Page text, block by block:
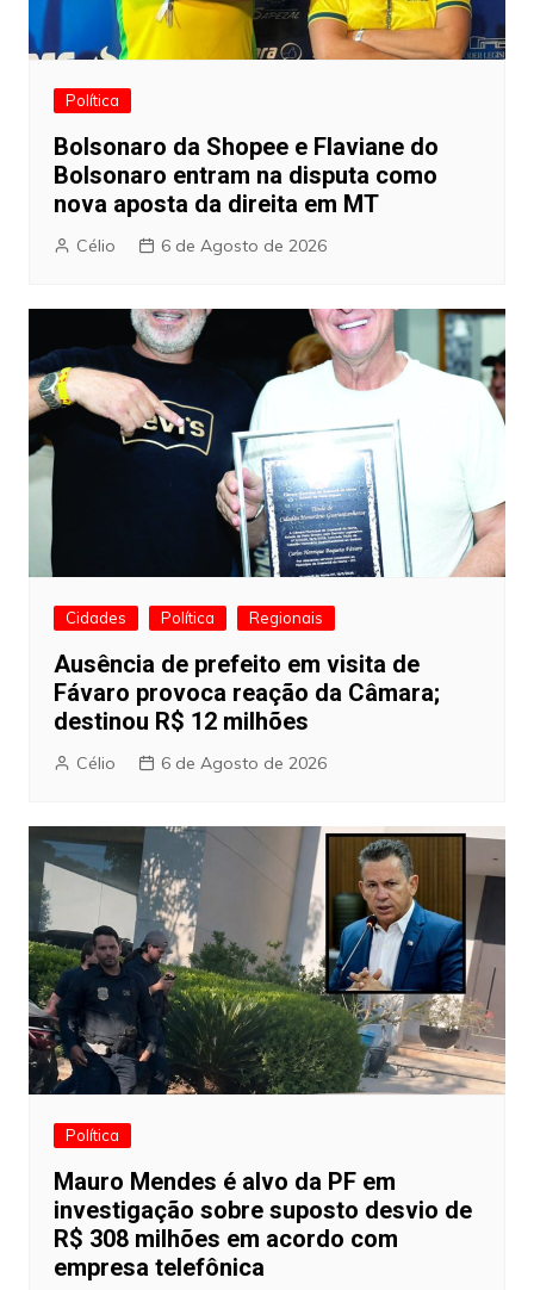
Política
Bolsonaro da Shopee e Flaviane do
Bolsonaro entram na disputa como
nova aposta da direita em MT
Célio 6 de Agosto de 2026
Cidades Política Regionais
Ausência de prefeito em visita de
Fávaro provoca reação da Câmara;
destinou R$ 12 milhões
Célio 6 de Agosto de 2026
Política
Mauro Mendes é alvo da PF em
investigação sobre suposto desvio de
R$ 308 milhões em acordo com
empresa telefônica